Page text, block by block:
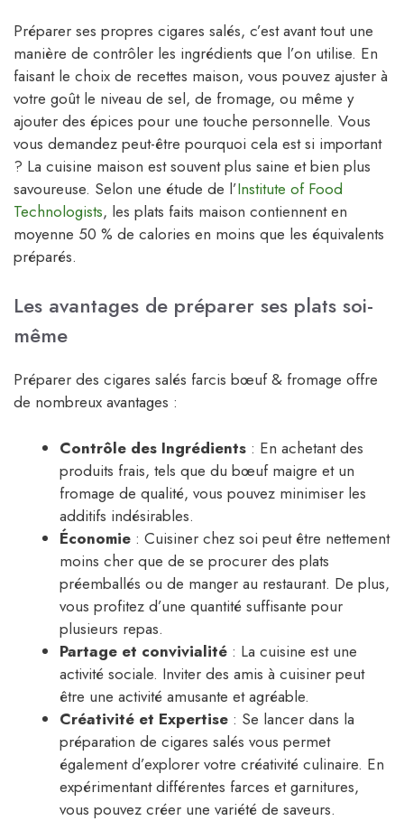
Préparer ses propres cigares salés, c’est avant tout une
manière de contrôler les ingrédients que l’on utilise. En
faisant le choix de recettes maison, vous pouvez ajuster à
votre goût le niveau de sel, de fromage, ou même y
ajouter des épices pour une touche personnelle. Vous
vous demandez peut-être pourquoi cela est si important
? La cuisine maison est souvent plus saine et bien plus
savoureuse. Selon une étude de l’Institute of Food
Technologists, les plats faits maison contiennent en
moyenne 50 % de calories en moins que les équivalents
préparés.
Les avantages de préparer ses plats soi-
même
Préparer des cigares salés farcis bœuf & fromage offre
de nombreux avantages :
Contrôle des Ingrédients : En achetant des
produits frais, tels que du bœuf maigre et un
fromage de qualité, vous pouvez minimiser les
additifs indésirables.
Économie : Cuisiner chez soi peut être nettement
moins cher que de se procurer des plats
préemballés ou de manger au restaurant. De plus,
vous profitez d’une quantité suffisante pour
plusieurs repas.
Partage et convivialité : La cuisine est une
activité sociale. Inviter des amis à cuisiner peut
être une activité amusante et agréable.
Créativité et Expertise : Se lancer dans la
préparation de cigares salés vous permet
également d’explorer votre créativité culinaire. En
expérimentant différentes farces et garnitures,
vous pouvez créer une variété de saveurs.